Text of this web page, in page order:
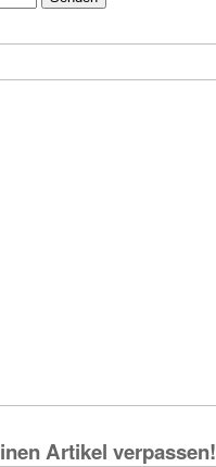
Artikel verpassen!